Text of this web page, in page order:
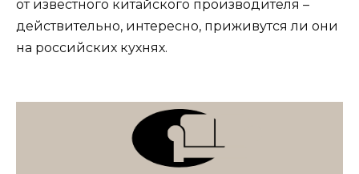
от известного китайского производителя –
действительно, интересно, приживутся ли они
на российских кухнях.